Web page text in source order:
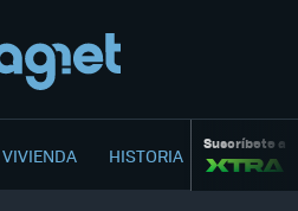
VIVIENDA HISTORIA Suscríbete a